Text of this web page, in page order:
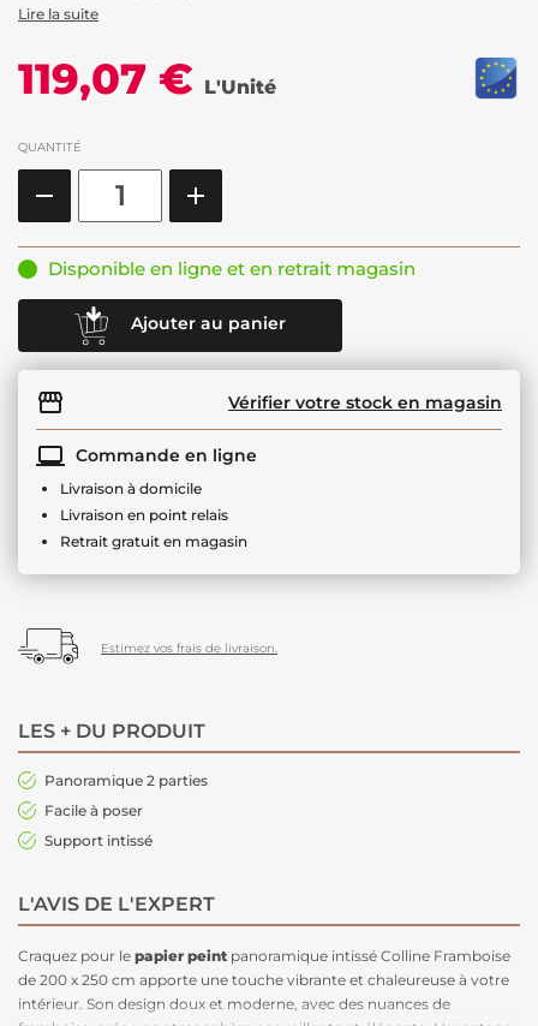
Lire la suite
119,07 € L'Unité
QUANTITÉ
Disponible en ligne et en retrait magasin
Ajouter au panier
Vérifier votre stock en magasin
Commande en ligne
Livraison à domicile
Livraison en point relais
Retrait gratuit en magasin
Estimez vos frais de livraison.
LES + DU PRODUIT
Panoramique 2 parties
Facile à poser
Support intissé
L'AVIS DE L'EXPERT
Craquez pour le papier peint panoramique intissé Colline Framboise
de 200 x 250 cm apporte une touche vibrante et chaleureuse à votre
intérieur. Son design doux et moderne, avec des nuances de